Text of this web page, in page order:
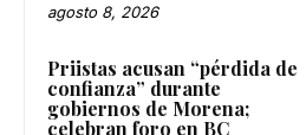
agosto 8, 2026
Priistas acusan “pérdida de
confianza” durante
gobiernos de Morena;
celebran foro en BC